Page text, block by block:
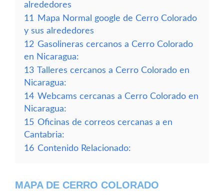
alrededores
11
Mapa Normal google de Cerro Colorado
y sus alrededores
12 Gasolineras cercanos a Cerro Colorado
en Nicaragua:
13 Talleres cercanos a Cerro Colorado en
Nicaragua:
14 Webcams cercanas a Cerro Colorado en
Nicaragua:
15 Oficinas de correos cercanas a en
Cantabria:
16 Contenido Relacionado:
MAPA DE CERRO COLORADO